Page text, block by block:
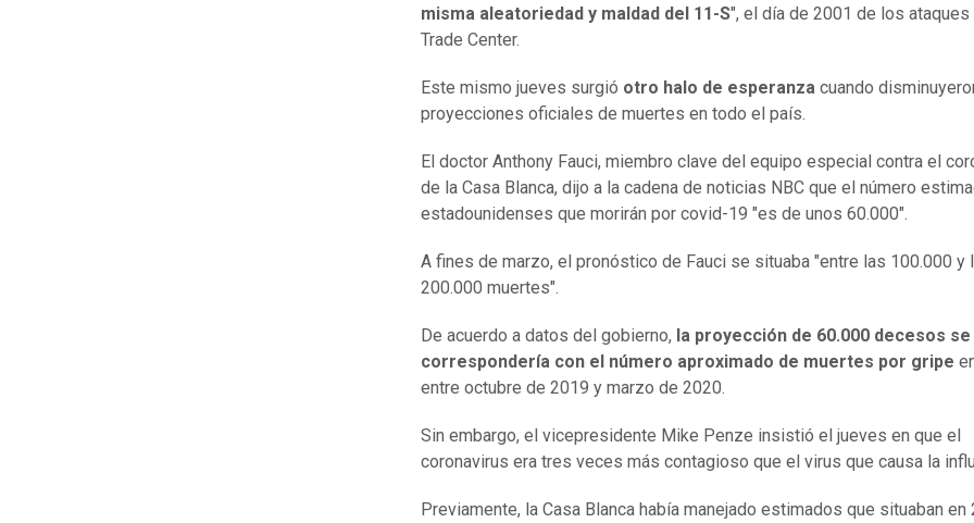
misma aleatoriedad y maldad del 11-S", el día de 2001 de los ataques
Trade Center.
Este mismo jueves surgió otro halo de esperanza cuando
proyecciones oficiales de muertes en todo el país.
El doctor Anthony Fauci, miembro clave del equipo especial contra el
de la Casa Blanca, dijo a la cadena de noticias NBC que el número
estadounidenses que morirán por covid-19 "es de unos 60.000".
A fines de marzo, el pronóstico de Fauci se situaba "entre las 100.000 y
200.000 muertes".
De acuerdo a datos del gobierno, la proyección de 60.000 decesos se
correspondería con el número aproximado de muertes por gripe
entre octubre de 2019 y marzo de 2020.
Sin embargo, el vicepresidente Mike Penze insistió el jueves en que el
coronavirus era tres veces más contagioso que el virus que causa la
Previamente, la Casa Blanca había manejado estimados que situaban en